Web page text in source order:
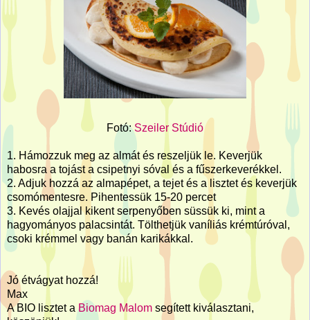
Fotó:Szeiler Stúdió
1. Hámozzuk meg az almát és reszeljük le. Keverjük
habosra a tojást a csipetnyi sóval és a fűszerkeverékkel.
2. Adjuk hozzá az almapépet, a tejet és a lisztet és keverjük
csomómentesre. Pihentessük 15-20 percet
3. Kevés olajjal kikent serpenyőben süssük ki, mint a
hagyományos palacsintát. Tölthetjük vaníliás krémtúróval,
csoki krémmel vagy banán karikákkal.
Jó étvágyat hozzá!
Max
A BIO lisztet a Biomag Malom segített kiválasztani,